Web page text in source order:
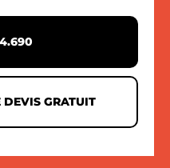
GRATUIT